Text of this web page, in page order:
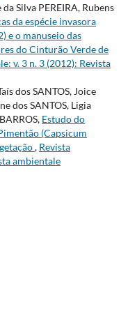
Silva PEREIRA, Rubens
da espécie invasora
e o manuseio das
do Cinturão Verde de
v. 3 n. 3 (2012): Revista
dos SANTOS, Joice
dos SANTOS, Ligia
Estudo do
(Capsicum
, Revista
ambientale